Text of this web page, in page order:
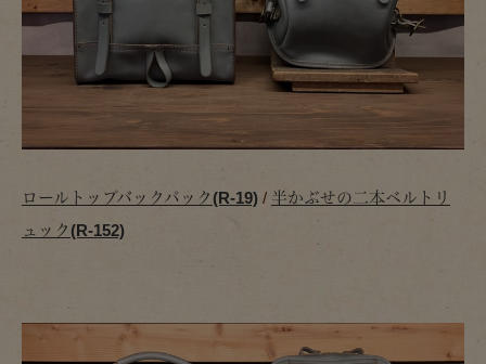
ロールトップバックパック(R-19) / 半かぶせの二本ベルトリ
ュック(R-152)